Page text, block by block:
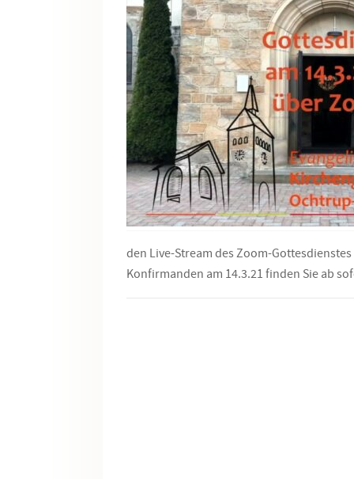
den Live-Stream des Zoom-
Konfirmanden am 14.3.21 finden Sie ab